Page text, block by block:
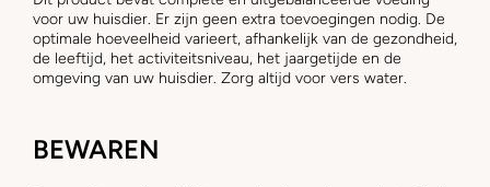
voor uw huisdier. Er zijn geen extra toevoegingen nodig. De
optimale hoeveelheid varieert, afhankelijk van de gezondheid,
de leeftijd, het activiteitsniveau, het jaargetijde en de
omgeving van uw huisdier. Zorg altijd voor vers water.
BEWAREN